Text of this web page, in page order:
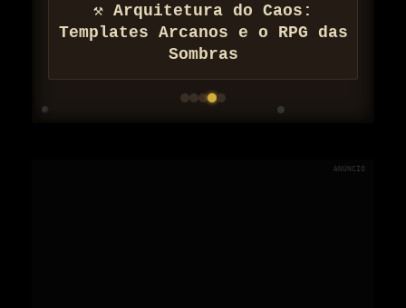
⚒ Arquitetura do Caos:
Templates Arcanos e o RPG das
Sombras
ANÚNCIO